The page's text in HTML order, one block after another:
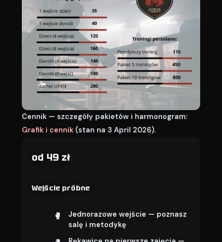
Cennik — szczegóły pakietów i harmonogram:
Grafik i cennik (stan na 3 April 2026).
od 49 zł
Wejście próbne
Jednorazowe wejście — poznasz
salę i metodykę